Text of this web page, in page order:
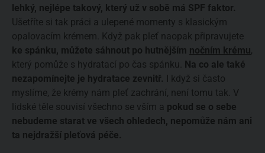
lehký, nejlépe takový, který už v sobě má SPF faktor.
Ušetříte si tak práci a ulepené momenty s klasickým
opalovacím krémem. Když pak pleť naopak připravujete
ke spánku, můžete sáhnout po hutnějším nočním krému,
který pomůže s hydratací po čas spánku. Na co ale také
nezapomínejte je hydratace zevnitř. I když si často
myslíme, že krémy nám pleť zachrání, není tomu tak. V
lidské těle souvisí všechno se vším a pokud se o sebe
nebudeme starat ve všech ohledech, nepomůže nám ani
ta nejdražší pleťová péče.